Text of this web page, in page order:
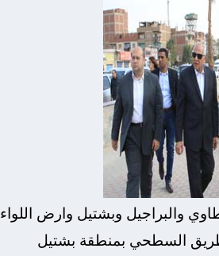
والبراجيل وبشتيل وارض اللواء
السطحي بمنطقة بشتيل